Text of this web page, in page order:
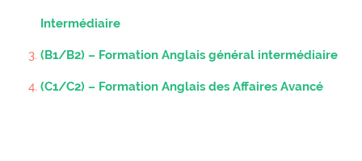
Intermédiaire
(B1/B2) – Formation Anglais général intermédiaire
(C1/C2) – Formation Anglais des Affaires Avancé